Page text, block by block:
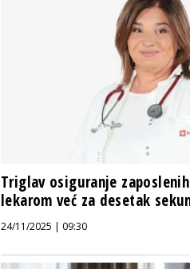
Triglav osiguranje
lekarom već za desetak
24/11/2025 | 09:30